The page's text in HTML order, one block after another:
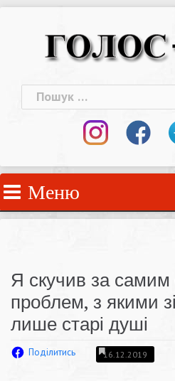
Пошук:
Меню
Я скучив за
проблем, з якими
лише старі душі
Поділитись 16.12.2019